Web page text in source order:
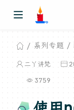
系列专题
二丫讲梵
3759